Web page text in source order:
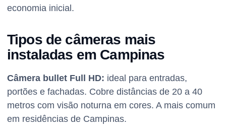
economia inicial.
Tipos de câmeras mais
instaladas em Campinas
Câmera bullet Full HD: ideal para entradas,
portões e fachadas. Cobre distâncias de 20 a 40
metros com visão noturna em cores. A mais comum
em residências de Campinas.